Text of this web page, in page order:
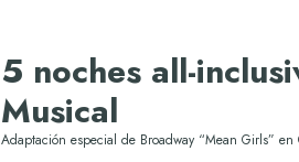
5 noches all-
Musical
Adaptación especial de Broadway “Mean Girls” en